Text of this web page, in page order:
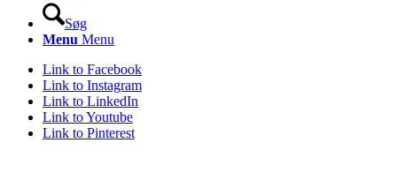
Søg
Menu Menu
Link to Facebook
Link to Instagram
Link to LinkedIn
Link to Youtube
Link to Pinterest